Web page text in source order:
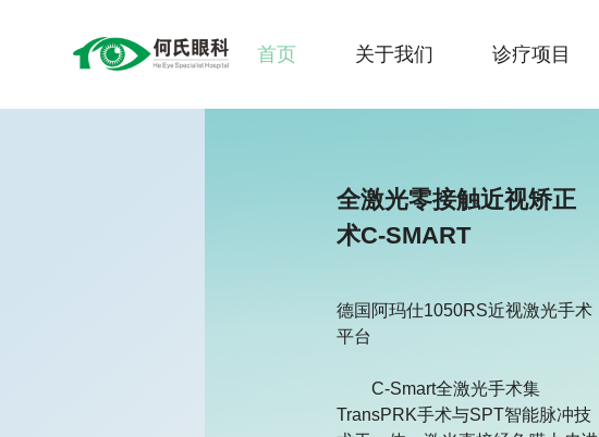
首页 关于我们 诊疗项目
全激光零接触近视矫正
术C-SMART
德国阿玛仕1050RS近视激光手术
平台
C-Smart全激光手术集
TransPRK手术与SPT智能脉冲技